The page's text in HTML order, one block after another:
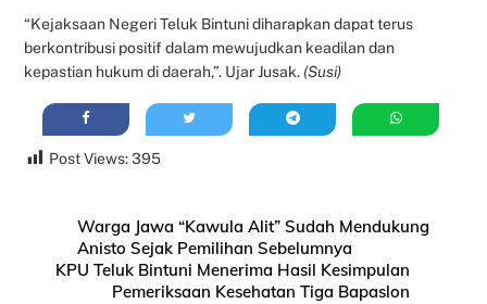
“Kejaksaan Negeri Teluk Bintuni diharapkan dapat terus
berkontribusi positif dalam mewujudkan keadilan dan
kepastian hukum di daerah,”. Ujar Jusak. (Susi)
Post Views: 395
Warga Jawa “Kawula Alit” Sudah Mendukung
Anisto Sejak Pemilihan Sebelumnya
KPU Teluk Bintuni Menerima Hasil Kesimpulan
Pemeriksaan Kesehatan Tiga Bapaslon